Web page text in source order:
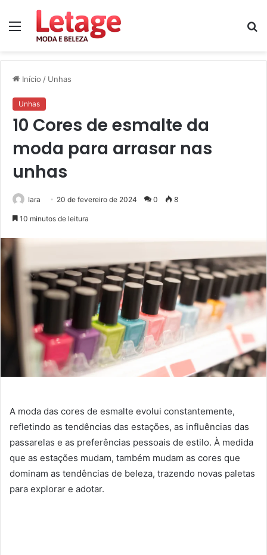
Menu
Início / Unhas
Unhas
10 Cores de esmalte da
moda para arrasar nas
unhas
Iara 20 de fevereiro de 2024 0 8
10 minutos de leitura
A moda das cores de esmalte evolui constantemente,
refletindo as tendências das estações, as influências das
passarelas e as preferências pessoais de estilo. À medida
que as estações mudam, também mudam as cores que
dominam as tendências de beleza, trazendo novas paletas
para explorar e adotar.